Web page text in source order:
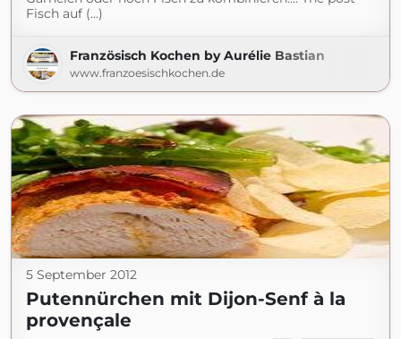
Fisch auf (...)
Französisch Kochen by Aurélie Bastian
www.franzoesischkochen.de
5 September 2012
Putennürchen mit Dijon-Senf à la
provençale